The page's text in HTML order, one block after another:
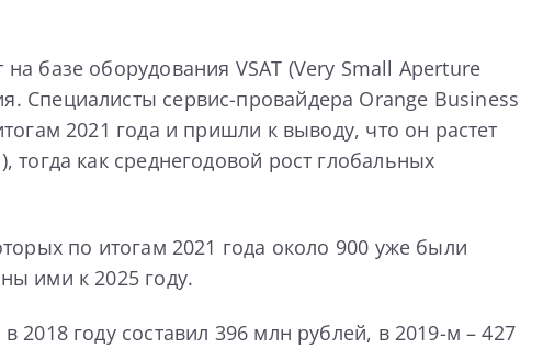
базе оборудования VSAT (Very Small Aperture
Специалисты сервис-провайдера Orange Business
2021 года и пришли к выводу, что он растет
как среднегодовой рост глобальных
по итогам 2021 года около 900 уже были
ими к 2025 году.
2018 году составил 396 млн рублей, в 2019-м – 427